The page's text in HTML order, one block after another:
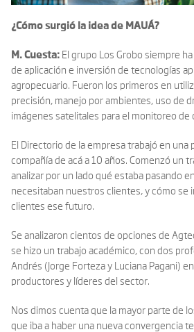
¿Cómo surgió la idea de MAUÁ?
M. Cuesta: El grupo Los Grobo siempre
de aplicación e inversión de tecnologías
agropecuario. Fueron los primeros en
precisión, manejo por ambientes, uso de
imágenes satelitales para el monitoreo de
El Directorio de la empresa trabajó en una
compañía de acá a 10 años. Comenzó un
analizar por un lado qué estaba pasando
necesitaban nuestros clientes, y cómo se
clientes ese futuro.
Se analizaron cientos de opciones de
se hizo un trabajo académico, con dos
Andrés (Jorge Forteza y Luciana Pagani)
productores y líderes del sector.
Nos dimos cuenta que la mayor parte de
que iba a haber una nueva convergencia